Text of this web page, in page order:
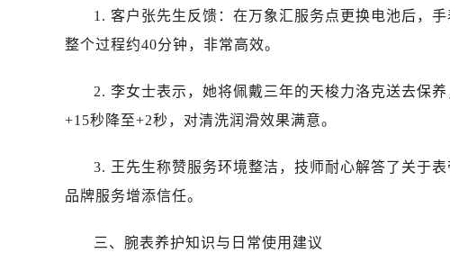
西安市碑林区南关正街88号华侨城长安国际
海口市龙华区金贸东路5号海口华润大厦B座
台州市椒江区东海大道1800号腾达中心东1
内蒙古自治区呼和浩特市玉泉区大学西街
重庆市解放碑渝中区民权路28号英利国际
黑龙江省大庆市萨尔图区会战大街售后服务
黑龙江省黑河市爱辉区中央街售后服务中心
1. 客户张先生反馈：在万象汇服务点更换电池后，
整个过程约40分钟，非常高效。
2. 李女士表示，她将佩戴三年的天梭力洛克送去保
+15秒降至+2秒，对清洗润滑效果满意。
3. 王先生称赞服务环境整洁，技师耐心解答了关于
品牌服务增添信任。
三、腕表养护知识与日常使用建议